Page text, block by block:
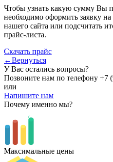
Чтобы узнать какую сумму Вы
необходимо оформить заявку
нашего сайта или подсчитать
прайс-листа.
Скачать прайс
←Вернуться
У Вас остались вопросы?
Позвоните нам по телефону +7
или
Напишите нам
Почему именно мы?
Максимальные цены